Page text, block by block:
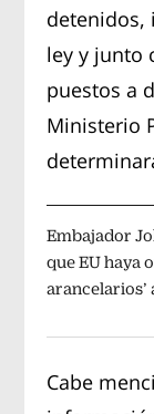
detenidos,
ley y junto
puestos a
Ministerio
Embajador
que EU haya
arancelarios’
Cabe